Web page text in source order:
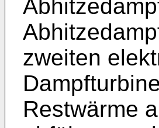
zweiten
Restwärme